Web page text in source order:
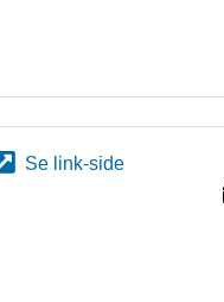
Se link-side